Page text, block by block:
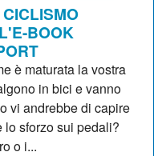
BOOK
è maturata la vostra
in bici e vanno
vi andrebbe di capire
lo sforzo sui pedali?
o i...